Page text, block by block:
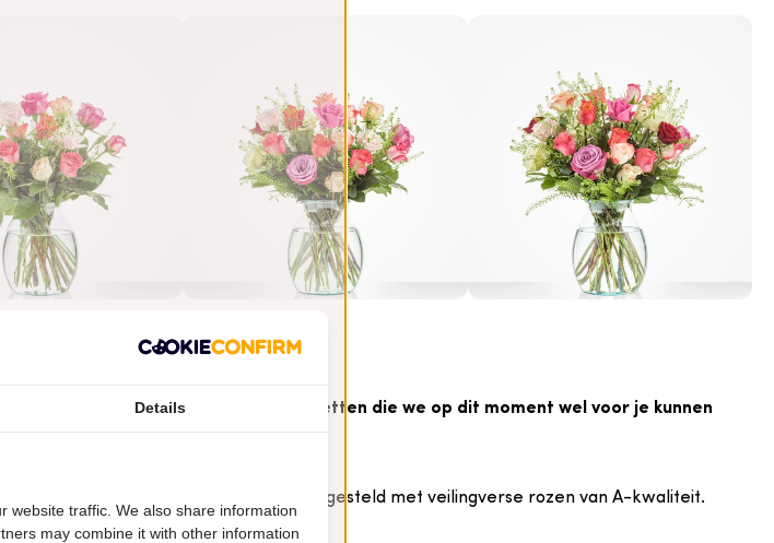
er zijn genoeg prachtige boeketten die we op dit moment wel voor je kunnen
boeket wordt met veel zorg samengesteld met veilingverse rozen van A-kwaliteit.
met 15, 21 of 27 kleurrijke rozen.
Details
website traffic. We also share information
may combine it with other information